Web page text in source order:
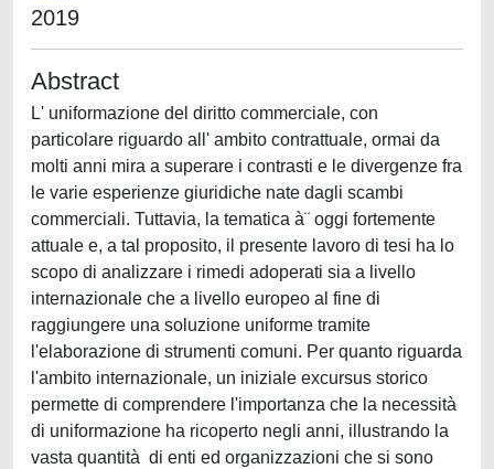
2019
Abstract
L' uniformazione del diritto commerciale, con
particolare riguardo all' ambito contrattuale, ormai da
molti anni mira a superare i contrasti e le divergenze fra
le varie esperienze giuridiche nate dagli scambi
commerciali. Tuttavia, la tematica à¨ oggi fortemente
attuale e, a tal proposito, il presente lavoro di tesi ha lo
scopo di analizzare i rimedi adoperati sia a livello
internazionale che a livello europeo al fine di
raggiungere una soluzione uniforme tramite
l'elaborazione di strumenti comuni. Per quanto riguarda
l'ambito internazionale, un iniziale excursus storico
permette di comprendere l'importanza che la necessità
di uniformazione ha ricoperto negli anni, illustrando la
vasta quantità di enti ed organizzazioni che si sono